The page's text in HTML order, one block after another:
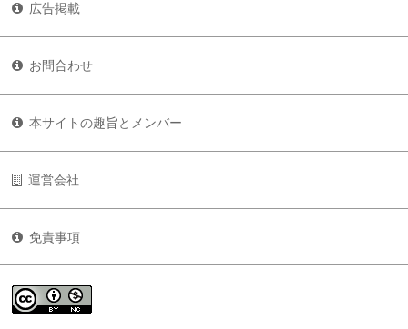
広告掲載
お問合わせ
本サイトの趣旨とメンバー
運営会社
免責事項